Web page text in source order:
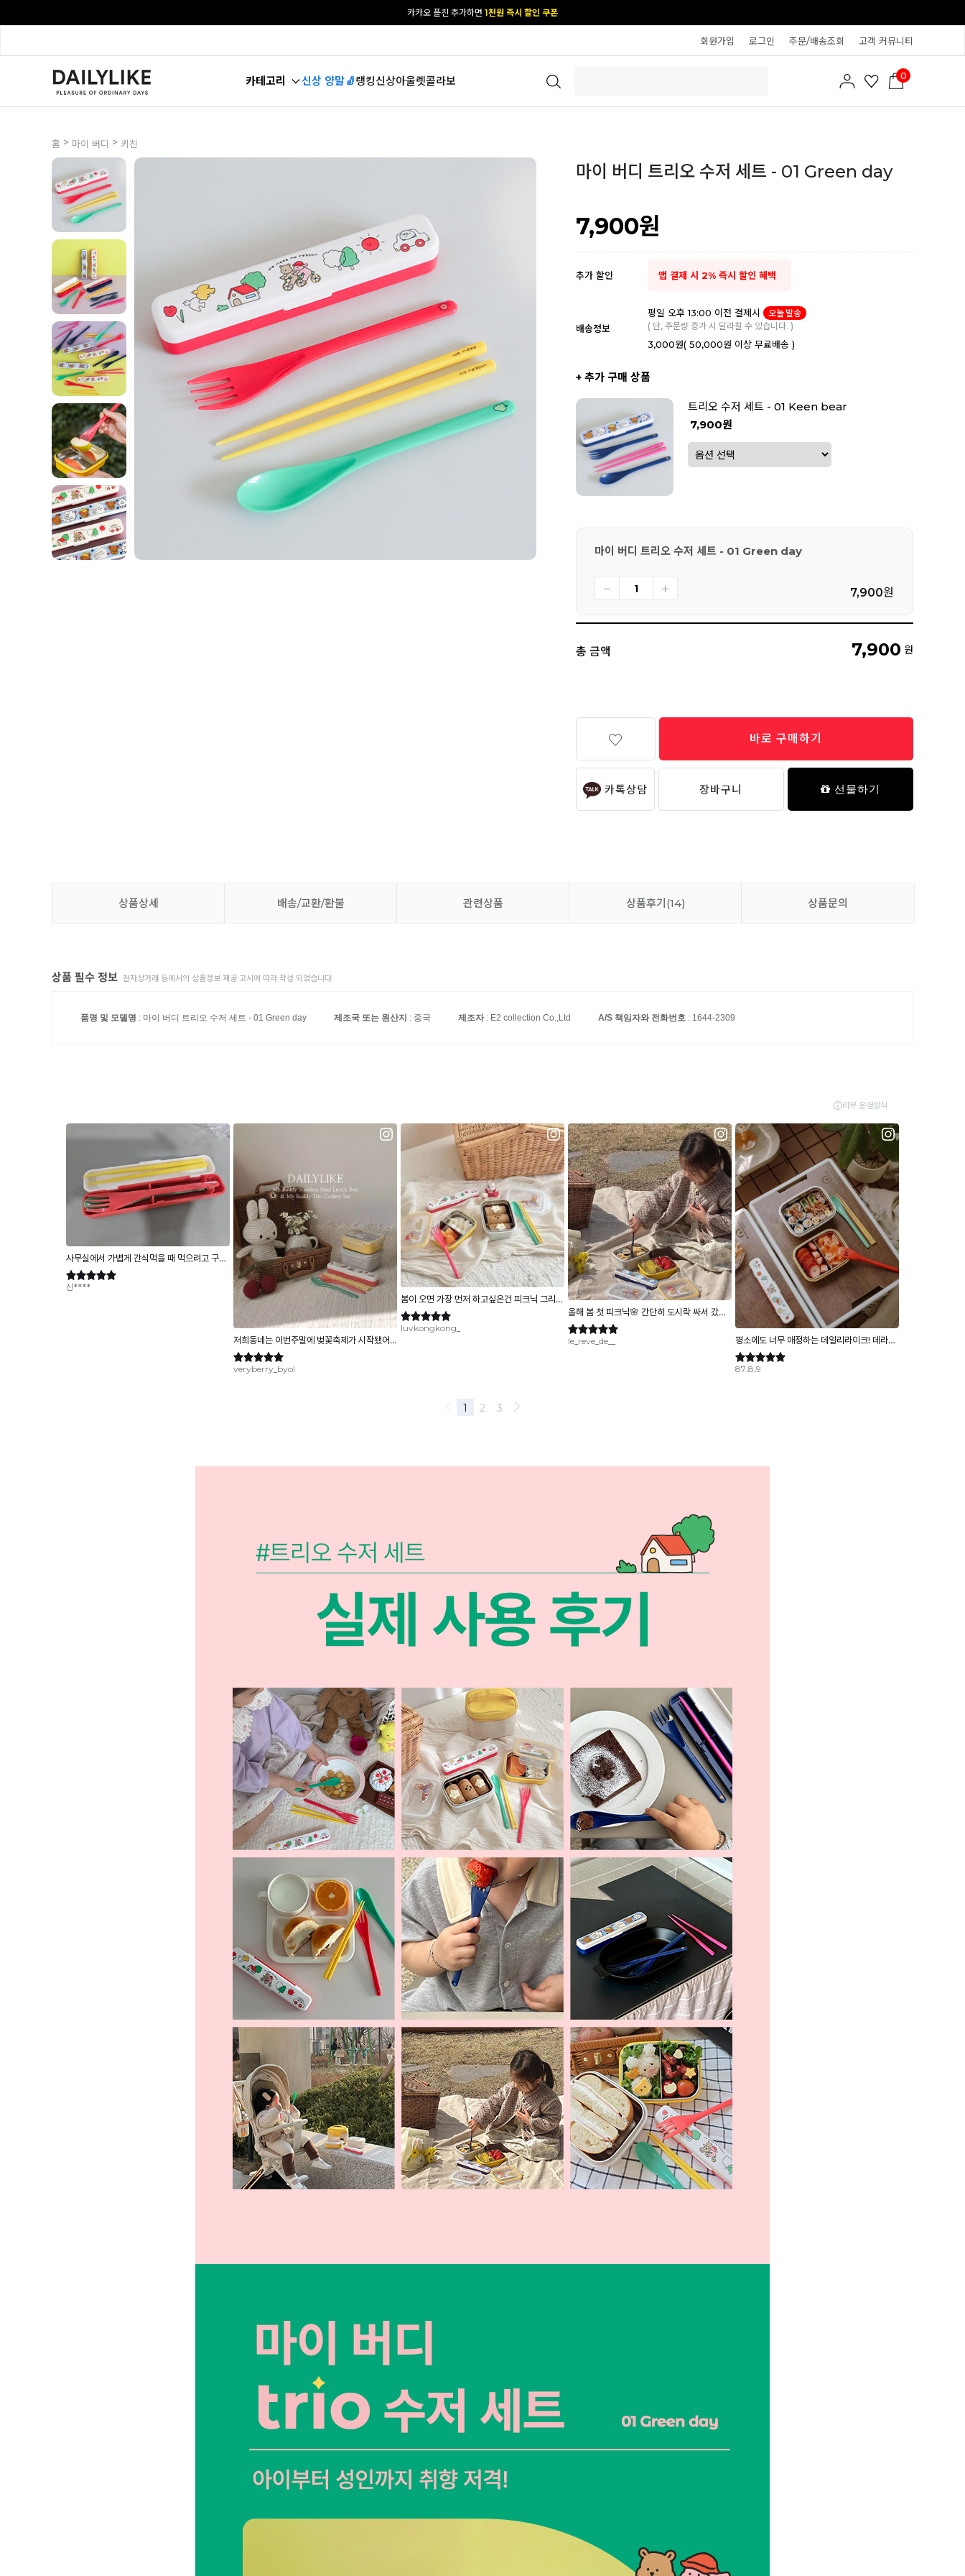
[공식몰 단독] 앱 다운받고2% 결제 할인 받기
회원가입 로그인 주문/배송조회 고객 커뮤니티
카테고리 신상 양말🧦랭킹신상아울렛콜라보 0
홈 > 마이 버디 > 키친
마이 버디 트리오 수저 세트 - 01 Green day
7,900원
추가 할인 앱 결제 시 2% 즉시 할인 혜택
배송정보
평일 오후 13:00 이전 결제시
오늘 발송
( 단, 주문량 증가 시 달라질 수 있습니다. )
3,000원( 50,000원 이상 무료배송 )
+ 추가 구매 상품
트리오 수저 세트 - 01 Keen bear
7,900원
마이 버디 트리오 수저 세트 - 01 Green day
7,900원
총 금액 7,900 원
바로 구매하기
카톡상담 장바구니 선물하기
상품상세 배송/교환/환불 관련상품 상품후기(14) 상품문의
상품 필수 정보 전자상거래 등에서의 상품정보 제공 고시에 따라 작성 되었습니다.
품명 및 모델명 : 마이 버디 트리오 수저 세트 - 01 Green day 제조국 또는 원산지 : 중국 제조자: E2 collection Co.,Ltd A/S 책임자와 전화번호 : 1644-2309